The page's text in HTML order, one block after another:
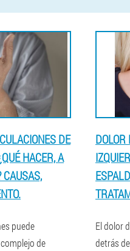
DE
HACER, A
CAUSAS,
puede
de
El dolor
detrás